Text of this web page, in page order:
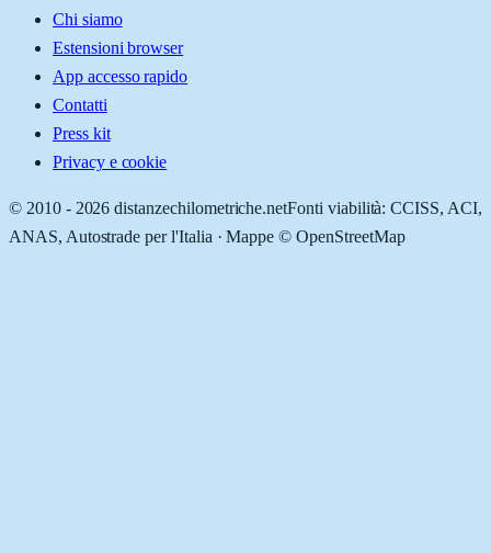
Chi siamo
Estensioni browser
App accesso rapido
Contatti
Press kit
Privacy e cookie
© 2010 - 2026 distanzechilometriche.netFonti viabilità: CCISS, ACI,
ANAS, Autostrade per l'Italia · Mappe © OpenStreetMap